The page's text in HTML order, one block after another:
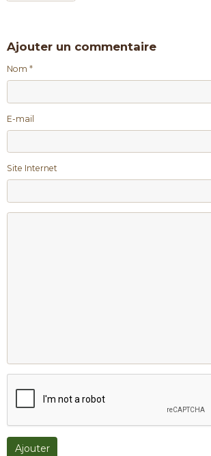
Ajouter un commentaire
Nom
E-mail
Site Internet
Ajouter